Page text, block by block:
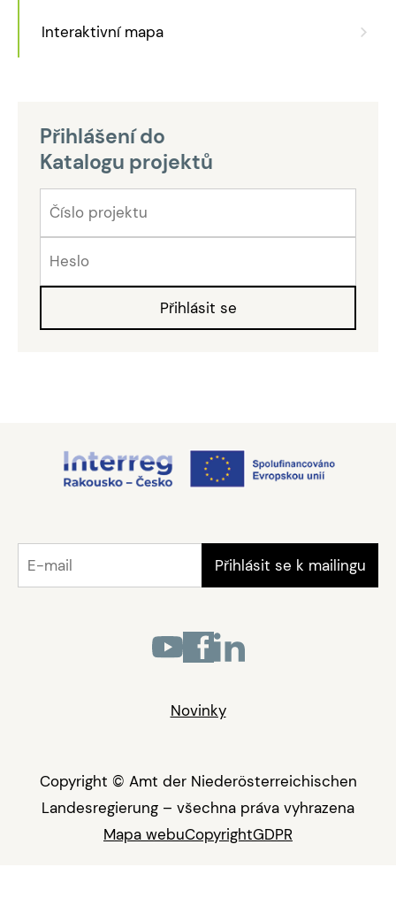
Interaktivní mapa
Přihlášení do
Katalogu projektů
Novinky
Copyright © Amt der Niederösterreichischen
Landesregierung – všechna práva vyhrazena
Mapa webuCopyrightGDPR